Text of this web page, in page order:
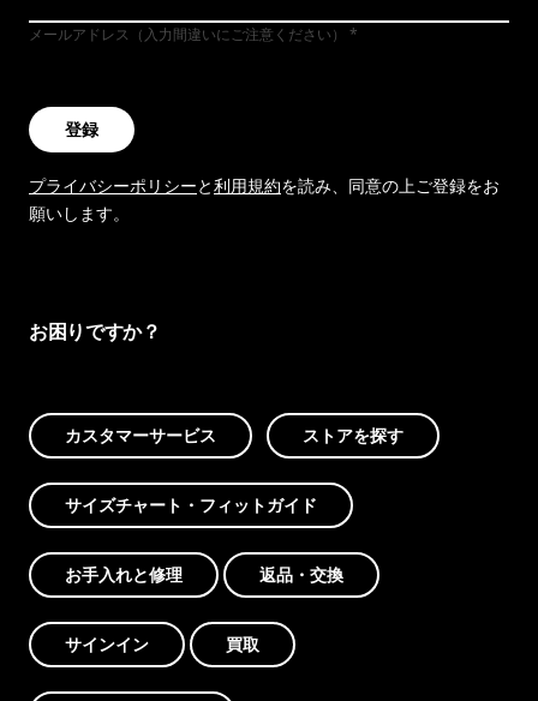
メールアドレス（入力間違いにご注意ください）
登録
プライバシーポリシーと利用規約を読み、同意の上ご登録をお
願いします。
お困りですか？
カスタマーサービス ストアを探す
サイズチャート・フィットガイド
お手入れと修理 返品・交換
サインイン 買取